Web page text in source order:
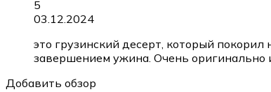
5
03.12.2024
это грузинский десерт, который
завершением ужина. Очень оригинально
Добавить обзор